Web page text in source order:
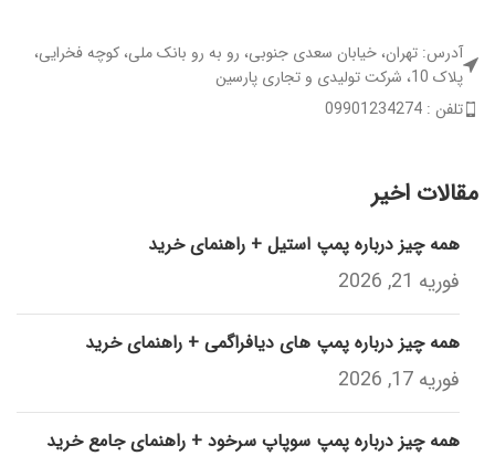
آدرس: تهران، خیابان سعدی جنوبی، رو به رو بانک ملی، کوچه فخرایی،
پلاک 10، شرکت تولیدی و تجاری پارسین
تلفن : 09901234274
مقالات اخیر
همه چیز درباره پمپ استیل + راهنمای خرید
فوریه 21, 2026
همه چیز درباره پمپ های دیافراگمی + راهنمای خرید
فوریه 17, 2026
همه چیز درباره پمپ سوپاپ سرخود + راهنمای جامع خرید